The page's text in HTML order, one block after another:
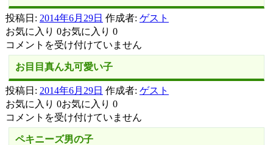
の
男
の
子
テ
ィ
ー
カ
の
男
の
子?
ー
ズ
の
ホ
イ
ト
の
男
投稿日: 2014年6月29日 作成者: ゲスト
お気に入り 0お気に入り 0
優
し
男
の
子
は
コメントを受け付けていません
お目目真ん丸可愛い子
投稿日: 2014年6月29日 作成者: ゲスト
お気に入り 0お気に入り 0
お
目
コメントを受け付けていません
ペキニーズ男の子